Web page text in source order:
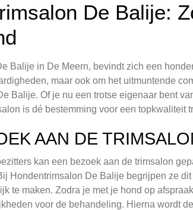
De Balije:
Balije in De Meern, bevindt zich een
maar ook om het uitmuntende
Balije. Of je nu een trotse eigenaar bent
is dé bestemming voor een topkwaliteit
AAN DE
kan een bezoek aan de trimsalon
Hondentrimsalon De Balije begrijpen ze
te maken. Zodra je met je hond op
voor de behandeling. Hierna wordt